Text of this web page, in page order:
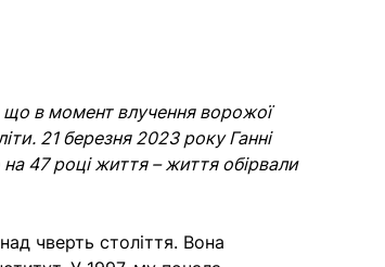
що в момент влучення ворожої
21 березня 2023 року Ганні
47 році життя – життя обірвали
чверть століття. Вона